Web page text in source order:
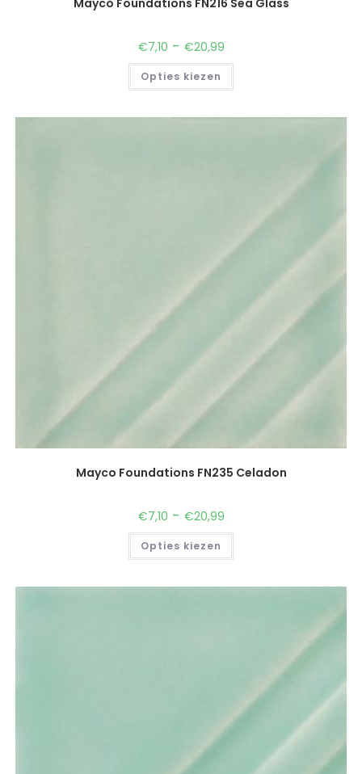
€7,10 - € 20,99
Opties kiezen
Mayco Foundations FN235 Celadon
€7,10 - €20,99
Opties kiezen